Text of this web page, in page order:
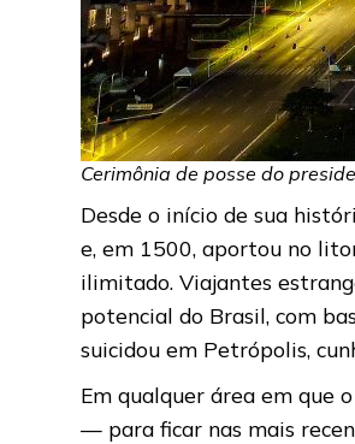
Cerimônia de posse do
Desde o início de sua
e, em 1500, aportou no
ilimitado. Viajantes
potencial do Brasil, com
suicidou em Petrópolis,
Em qualquer área em que
— para ficar nas mais